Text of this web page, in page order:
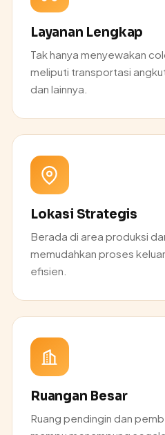
Layanan Lengkap
Tak hanya menyewakan
meliputi transportasi
dan lainnya.
Lokasi Strategis
Berada di area produksi
memudahkan proses
efisien.
Ruangan Besar
Ruang pendingin dan